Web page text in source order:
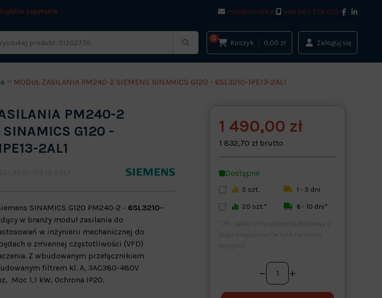
zapytanie info@oem24.pl +48 683 778 005
0
Koszyk 0,00 zł Zaloguj się
MODUŁ ZASILANIA PM240-2 SIEMENS SINAMICS G120 - 6SL3210-1PE13-2AL1
PM240-2
G120 -
2AL1
SINAMICS G120 PM240-2 - 6SL3210-
w branży moduł zasilania do
w inżynierii mechanicznej do
o zmiennej częstotliwości (VFD)
Z wbudowanym przełącznikiem
filtrem kl. A, 3AC380-480V
Moc 1,1 kW, Ochrona IP20,
1 490,00 zł
1 832,70 zł brutto
Dostępne
5 szt.
1 - 3 dni
20 szt.*
6 - 10 dni*